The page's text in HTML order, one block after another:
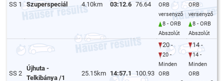
SS 1 Szuperspeciál 4.10km 03:12.6 76.64
ORB
versenyző
8 - ORB
Abszolút
ORB
versenyző
8 - ORB
Abszolút
SS 2
Újhuta -
Telkibánya /1
25.15km 14:57.1 100.93
20 -
20 -
Minden
ORB
14 -
14 -
Minden
ORB